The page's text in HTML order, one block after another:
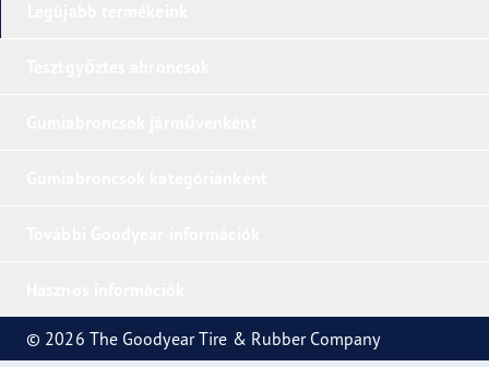
© 2026 The Goodyear Tire & Rubber Company